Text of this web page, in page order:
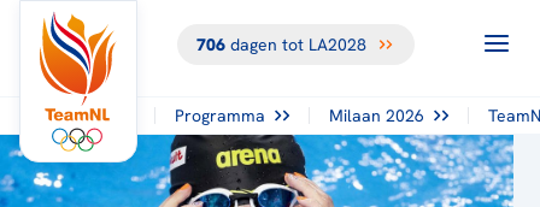
706dagen tot LA2028
Programma Milaan 2026